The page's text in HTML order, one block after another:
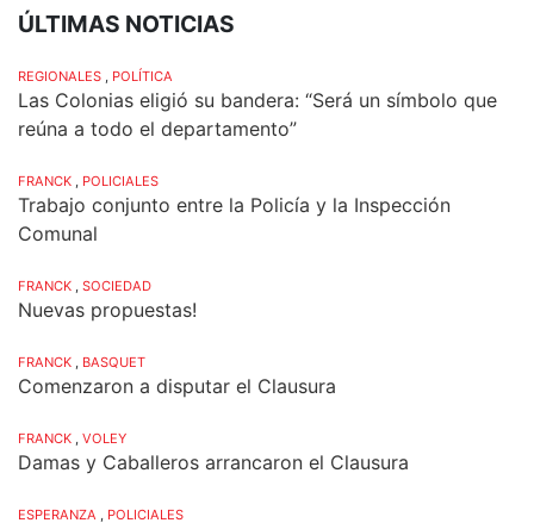
ÚLTIMAS NOTICIAS
REGIONALES POLÍTICA
Las Colonias eligió su bandera: “Será un símbolo que
reúna a todo el departamento”
FRANCK POLICIALES
Trabajo conjunto entre la Policía y la Inspección
Comunal
FRANCK SOCIEDAD
Nuevas propuestas!
FRANCK BASQUET
Comenzaron a disputar el Clausura
FRANCK VOLEY
Damas y Caballeros arrancaron el Clausura
ESPERANZA POLICIALES